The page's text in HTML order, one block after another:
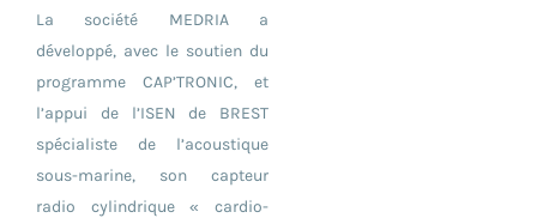
La société MEDRIA a
développé, avec le soutien du
programme CAP’TRONIC, et
l’appui de l’ISEN de BREST
spécialiste de l’acoustique
sous-marine, son capteur
radio cylindrique « cardio-